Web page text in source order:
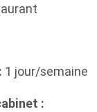
1 jour/semaine
: